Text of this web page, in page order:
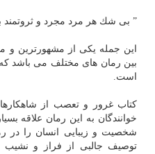
” بی شك هر مرد مجرد و ثروتمند
این جمله یكی از مشهورترین و
بین رمان های مختلف می باشد
است.
كتاب غرور و تعصب از
خوانندگان به این رمان علاقه
شخصیت و زیبایی انسان را در
توصیف جالبی از فراز و نشیب